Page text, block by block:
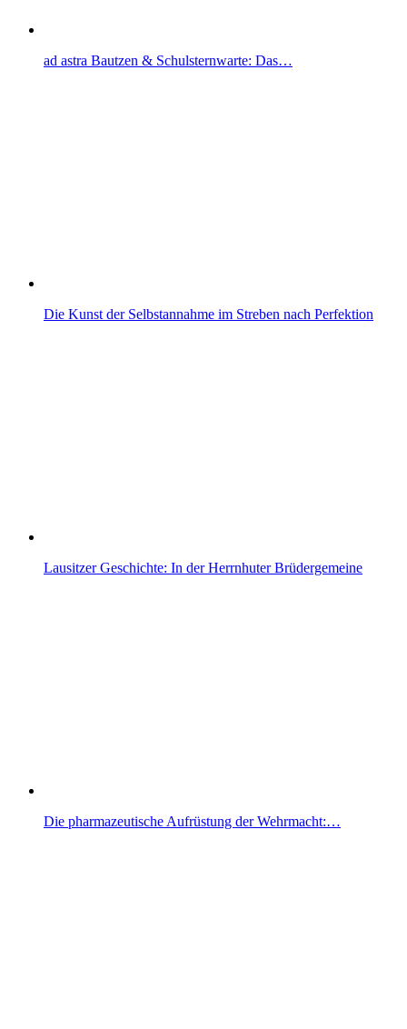
ad astra Bautzen & Schulsternwarte: Das…
Die Kunst der Selbstannahme im Streben nach Perfektion
Lausitzer Geschichte: In der Herrnhuter Brüdergemeine
Die pharmazeutische Aufrüstung der Wehrmacht:…